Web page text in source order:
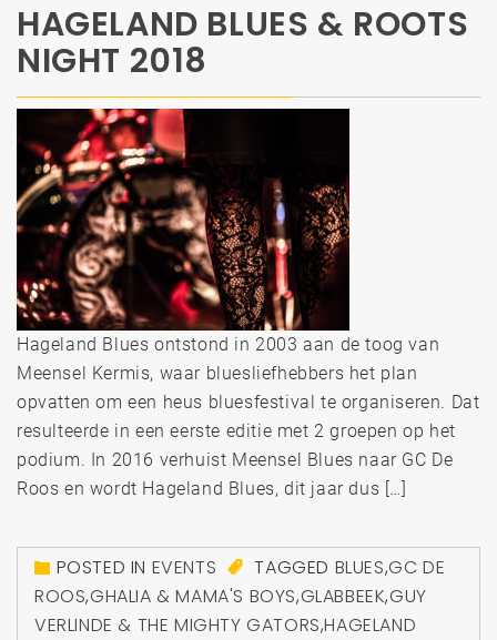
HAGELAND BLUES & ROOTS
NIGHT 2018
Hageland Blues ontstond in 2003 aan de toog van
Meensel Kermis, waar bluesliefhebbers het plan
opvatten om een heus bluesfestival te organiseren. Dat
resulteerde in een eerste editie met 2 groepen op het
podium. In 2016 verhuist Meensel Blues naar GC De
Roos en wordt Hageland Blues, dit jaar dus […]
POSTED IN EVENTS TAGGED BLUES,GC DE
ROOS,GHALIA & MAMA'S BOYS,GLABBEEK,GUY
VERLINDE & THE MIGHTY GATORS,HAGELAND